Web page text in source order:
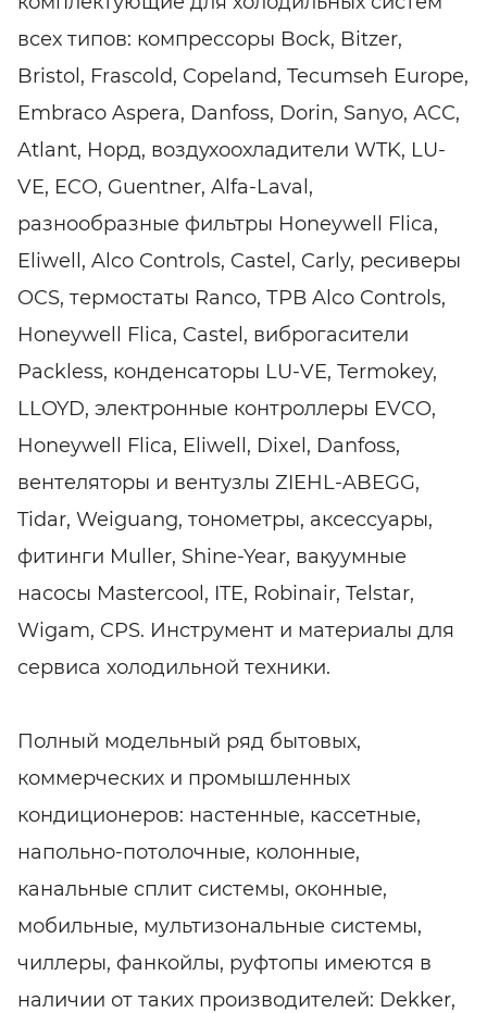
всех типов: компрессоры Bock, Bitzer,
Bristol, Frascold, Copeland, Tecumseh Europe,
Embraco Aspera, Danfoss, Dorin, Sanyo, АСС,
Atlant, Норд, воздухоохладители WTK, LU-
VE, ECO, Guentner, Alfa-Laval,
разнообразные фильтры Honeywell Flica,
Eliwell, Alco Controls, Castel, Carly, ресиверы
OCS, термостаты Ranco, ТРВ Alco Controls,
Honeywell Flica, Castel, виброгасители
Packless, конденсаторы LU-VE, Termokey,
LLOYD, электронные контроллеры EVCO,
Honeywell Flica, Eliwell, Dixel, Danfoss,
вентеляторы и вентузлы ZIEHL-ABEGG,
Tidar, Weiguang, тонометры, аксессуары,
фитинги Muller, Shine-Year, вакуумные
насосы Mastercool, ITE, Robinair, Telstar,
Wigam, CPS. Инструмент и материалы для
сервиса холодильной техники.
Полный модельный ряд бытовых,
коммерческих и промышленных
кондиционеров: настенные, кассетные,
напольно-потолочные, колонные,
канальные сплит системы, оконные,
мобильные, мультизональные системы,
чиллеры, фанкойлы, руфтопы имеются в
наличии от таких производителей: Dekker,